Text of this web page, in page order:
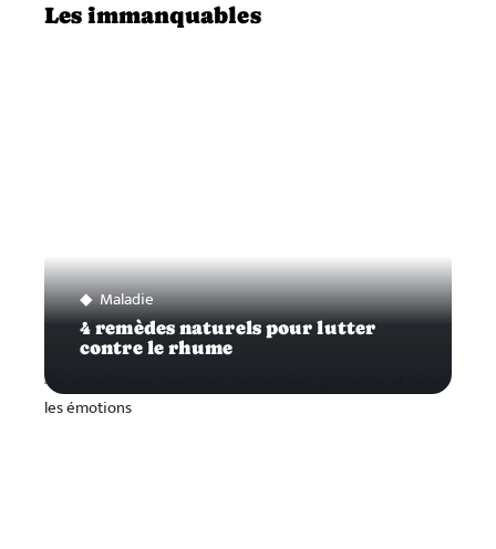
Les immanquables
Maladie
4 remèdes naturels pour lutter
contre le rhume